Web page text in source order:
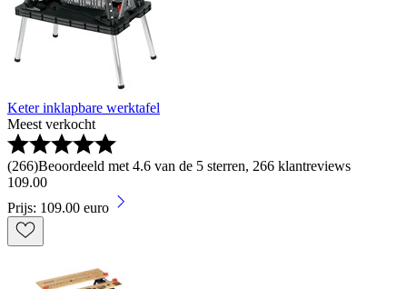
Keter inklapbare werktafel
Meest verkocht
(266)Beoordeeld met 4.6 van de 5 sterren, 266 klantreviews
109.00
Prijs: 109.00 euro